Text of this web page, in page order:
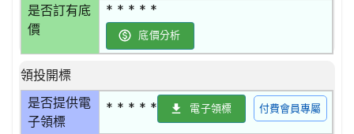
是否訂有底
價
* * * * *
底價分析
領投開標
是否提供電
子領標
* * * * * 電子領標 付費會員專屬